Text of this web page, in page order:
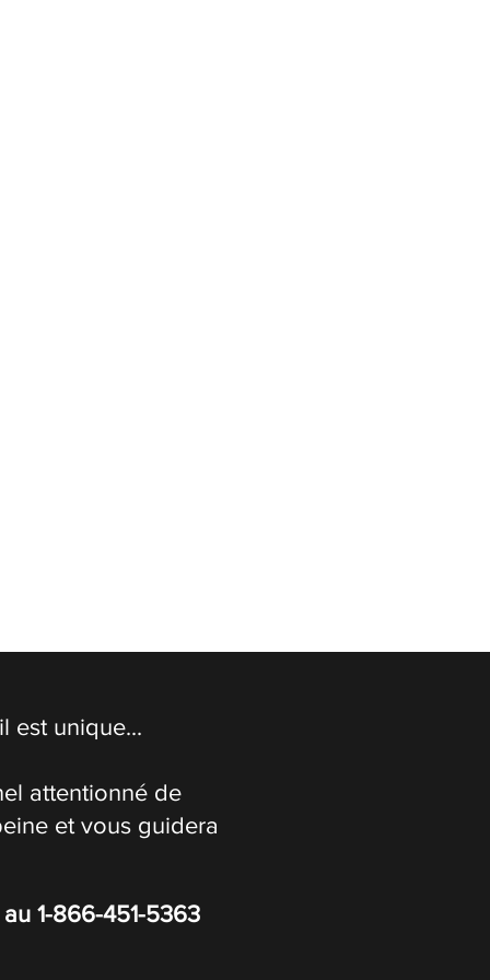
est unique...
attentionné de
et vous guidera
1-866-451-5363